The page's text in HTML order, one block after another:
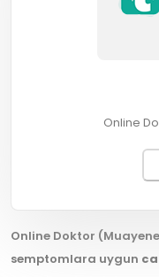
Online
Online Doktor
semptomlara uygun